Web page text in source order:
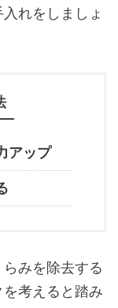
れをしましょ
アップ
みを除去する
考えると踏み